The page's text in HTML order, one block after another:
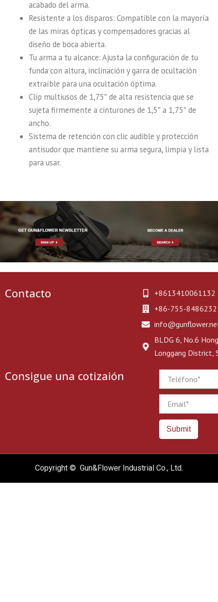
acabado del arma.
Resistente a los disparos: Compatible con la mayoría
de las miras ópticas y compensadores gracias al
diseño de boca abierta.
Tu arma a tu alcance: Ajusta la configuración de tu
funda con altura, inclinación y garra de ocultación
extraíble para una ocultación óptima.
Clip multiusos de 1,75″ de alta resistencia que se
sujeta firmemente a cinturones de 1,5″ a 1,75″ de
ancho.
Sistema de retención con clic audible y protección
antisudor que mantiene su arma segura, limpia y lista
para usar.
Contacto
+8613410061132
+86-755-
BLDG 6, No.6
Longgang District,
Consigue una cotizaión
Submit
Copyright © Gun&Flower Industrial Co., Ltd.